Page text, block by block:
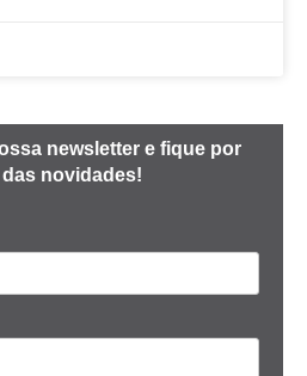
newsletter e fique por
novidades!